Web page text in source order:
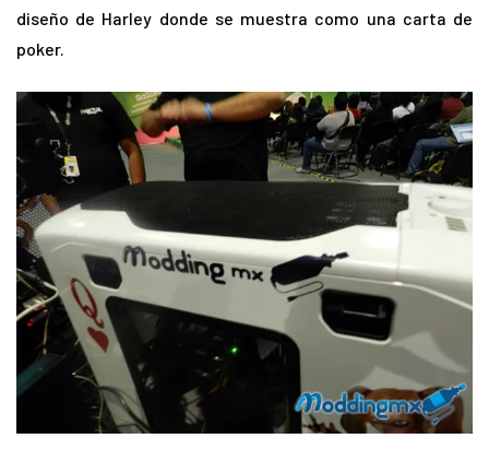
diseño de Harley donde se muestra como una carta de
poker.